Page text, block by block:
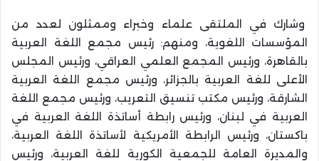
وشارك في الملتقى علماء وخبراء وممثلون لعدد من
المؤسسات اللغوية، ومنهم: رئيس مجمع اللغة العربية
بالقاهرة، ورئيس المجمع العلمي العراقي، ورئيس المجلس
الأعلى للغة العربية بالجزائر، ورئيس مجمع اللغة العربية
الشارقة، ورئيس مكتب تنسيق التعريب، ورئيس مجمع اللغة
العربية في لبنان، ورئيس رابطة أساتذة اللغة العربية في
باكستان، ورئيس الرابطة الأمريكية لأساتذة اللغة العربية،
والمديرة العامة للجمعية الكورية للغة العربية، ورئيس